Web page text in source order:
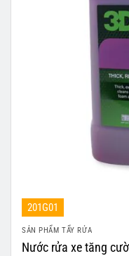
201G01
SẢN PHẨM TẨY RỬA
Nước rửa xe tăng